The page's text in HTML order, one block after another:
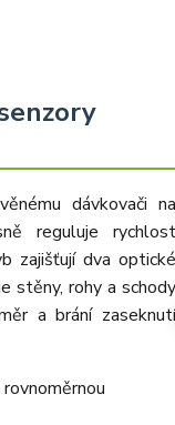
dávkovači na
reguluje rychlost
zajišťují dva optické
stěny, rohy a schody
a brání zaseknutí